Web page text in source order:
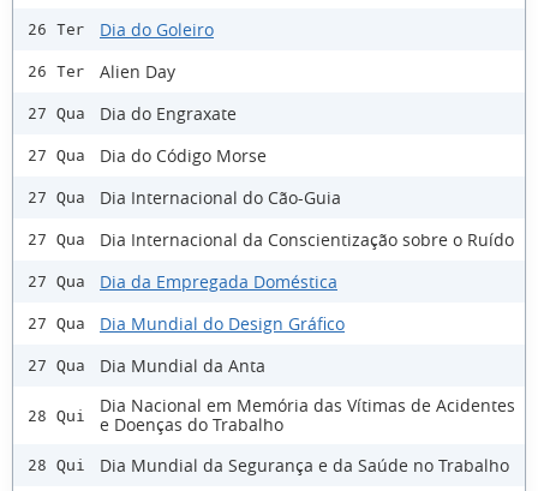
26 Ter Dia do Goleiro
26 Ter Alien Day
27 Qua Dia do Engraxate
27 Qua Dia do Código Morse
27 Qua Dia Internacional do Cão-Guia
27 Qua Dia Internacional da Conscientização sobre o Ruído
27 Qua Dia da Empregada Doméstica
27 Qua Dia Mundial do Design Gráfico
27 Qua Dia Mundial da Anta
28 Qui
Dia Nacional em Memória das Vítimas de Acidentes
e Doenças do Trabalho
28 Qui Dia Mundial da Segurança e da Saúde no Trabalho